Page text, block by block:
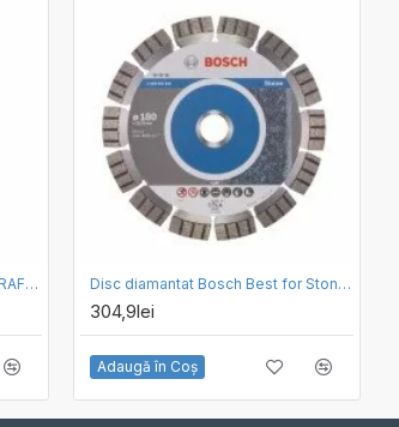
Cric hidraulic tip crocodil RODCRAFT RH216 Disc diamantat Bosch Best for Stone 150 x 2.4
304,9lei
Adaugă în Coş